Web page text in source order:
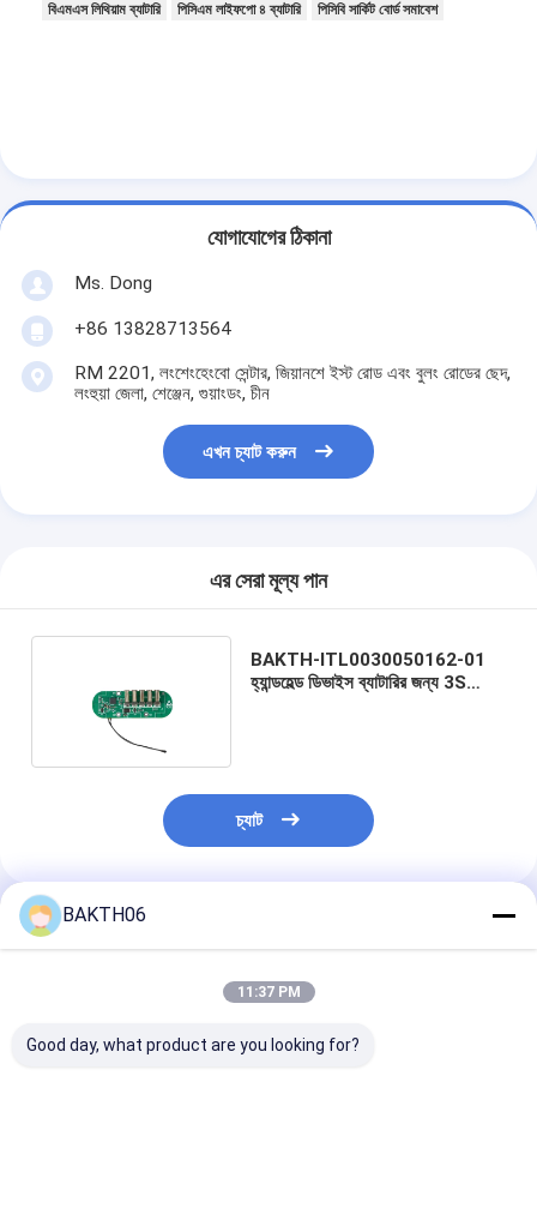
বিএমএস লিথিয়াম ব্যাটারি পিসিএম লাইফপো ৪ ব্যাটারি পিসিবি সার্কিট বোর্ড সমাবেশ
যোগাযোগের ঠিকানা
Ms. Dong
+86 13828713564
RM 2201, লংশেংহেংবো সেন্টার, জিয়ানশে ইস্ট রোড এবং বুলং রোডের ছেদ,
লংহুয়া জেলা, শেঞ্জেন, গুয়াংডং, চীন
এখন চ্যাট করুন
এর সেরা মূল্য পান
BAKTH-ITL0030050162-01
হ্যান্ডহেল্ড ডিভাইস ব্যাটারির জন্য 3S
চ্যাট
প্রস্তাবিত পণ্য
BAKTH06
11:37 PM
Good day, what product are you looking for?